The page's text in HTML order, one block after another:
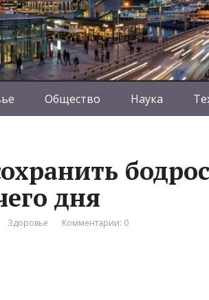
Общество Наука
дня
Здоровье Комментарии: 0